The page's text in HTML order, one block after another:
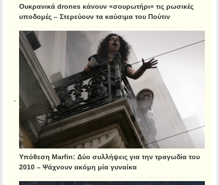
Ουκρανικά drones κάνουν «σουρωτήρι» τις ρωσικές
υποδομές – Στερεύουν τα καύσιμα του Πούτιν
Υπόθεση Marfin: Δύο συλλήψεις για την τραγωδία του
2010 – Ψάχνουν ακόμη μία γυναίκα